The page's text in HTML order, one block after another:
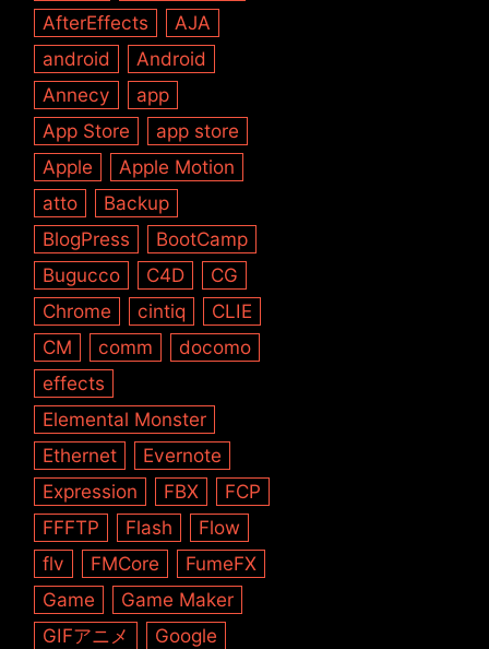
AfterEffects
AJA
android
Android
Annecy
app
App Store
app store
Apple
Apple Motion
atto
Backup
BlogPress
BootCamp
Bugucco
C4D
CG
Chrome
cintiq
CLIE
CM
comm
docomo
effects
Elemental Monster
Ethernet
Evernote
Expression
FBX
FCP
FFFTP
Flash
Flow
flv
FMCore
FumeFX
Game
Game Maker
GIFアニメ
Google